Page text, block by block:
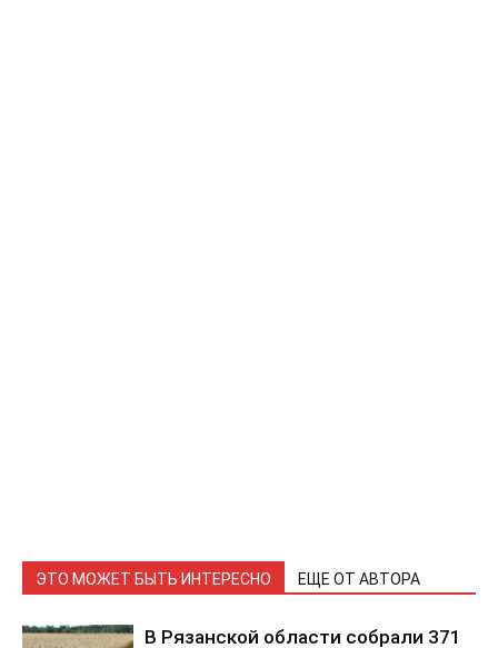
ЭТО МОЖЕТ БЫТЬ ИНТЕРЕСНО ЕЩЕ ОТ АВТОРА
В Рязанской области собрали 371